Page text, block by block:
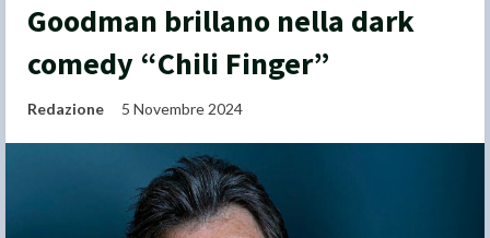
Goodman brillano nella dark
comedy “Chili Finger”
Redazione 5 Novembre 2024